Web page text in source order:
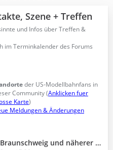
Szene + Treffen
und Infos über Treffen &
im Terminkalender des Forums
der US-Modellbahnfans in
Community (Anklicken fuer
Karte)
Meldungen & Änderungen
und näherer Umgebung?